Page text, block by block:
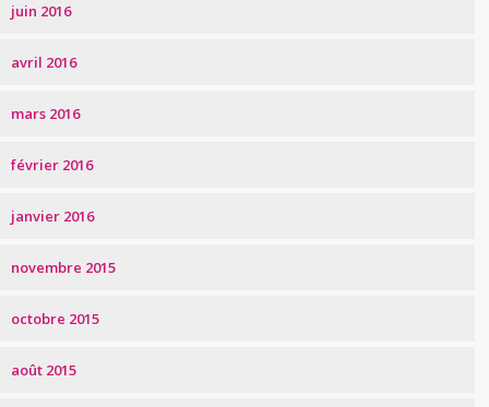
juin 2016
avril 2016
mars 2016
février 2016
janvier 2016
novembre 2015
octobre 2015
août 2015